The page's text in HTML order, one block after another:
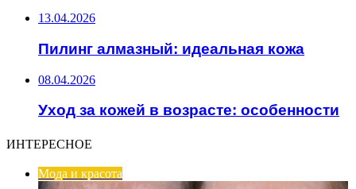
13.04.2026
Пилинг алмазный: идеальная кожа
08.04.2026
Уход за кожей в возрасте: особенности
ИНТЕРЕСНОЕ
Мода и красота